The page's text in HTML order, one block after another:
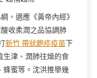
，適應《黃帝內經》
收柔潤之品協調肺
新竹 帶狀皰疹疫苗下
生津、潤肺往燥的食
蜂蜜等。沈洪推舉幾